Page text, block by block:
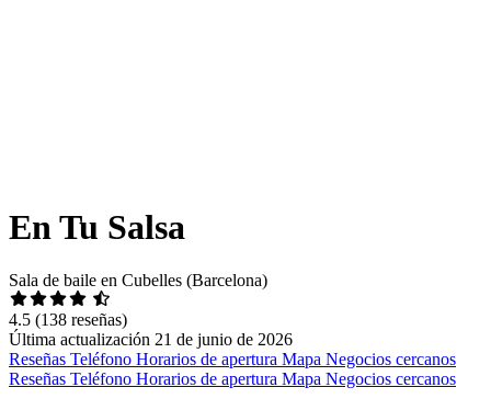
En Tu Salsa
Sala de baile en Cubelles (Barcelona)
4.5 (138 reseñas)
Última actualización 21 de junio de 2026
Reseñas Teléfono Horarios de apertura Mapa Negocios cercanos
Reseñas Teléfono Horarios de apertura Mapa Negocios cercanos